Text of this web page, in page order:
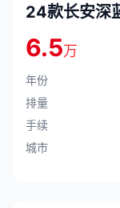
24款长安深
6.5万
年份
排量
手续
城市